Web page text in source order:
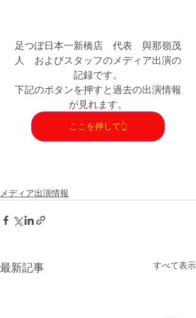
足つぼ日本一新橋店　代表　與那嶺茂
人　およびスタッフのメディア出演の
記録です。
下記のボタンを押すと過去の出演情報
が見れます。
ここを押して👆
メディア出演情報
最新記事 すべて表示